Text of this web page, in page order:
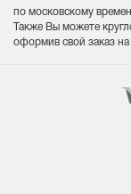
по московскому
Также Вы можете
оформив свой заказ